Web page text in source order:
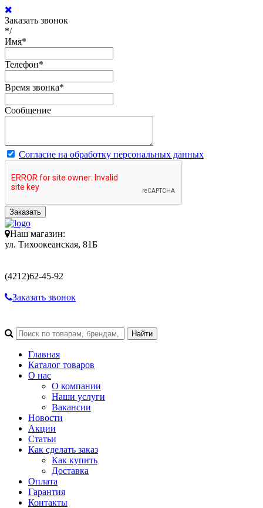
Заказать звонок
*/
Имя*
Телефон*
Время звонка*
Сообщение
Согласие на обработку персональных данных
Заказать
Наш магазин:
ул. Тихоокеанская, 81Б
(4212)62-45-92
Заказать звонок
Главная
Каталог товаров
О нас
О компании
Наши услуги
Вакансии
Новости
Акции
Статьи
Как сделать заказ
Как купить
Доставка
Оплата
Гарантия
Контакты